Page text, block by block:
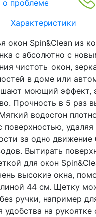
проблеме
Характеристики
окон Spin&Clean из
с абсолютно с
чистоты окон,
в доме или
моющий эффект,
Прочность в 5 раз
водосгон плотно
поверхностью, удаляя
за одно движение
Вытирать
для окон
высокие окна,
44 см. Щетку
ручки, например
удобства на рукоятке